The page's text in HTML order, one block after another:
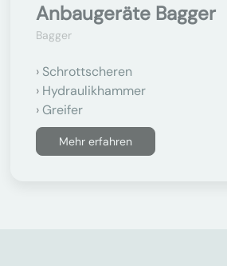
Anbaugeräte Bagger
Bagger
Schrottscheren
Hydraulikhammer
Greifer
Mehr erfahren